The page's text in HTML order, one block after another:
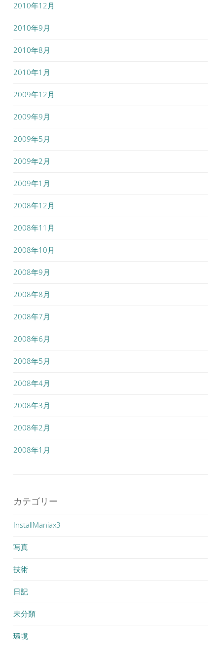
2010年12月
2010年9月
2010年8月
2010年1月
2009年12月
2009年9月
2009年5月
2009年2月
2009年1月
2008年12月
2008年11月
2008年10月
2008年9月
2008年8月
2008年7月
2008年6月
2008年5月
2008年4月
2008年3月
2008年2月
2008年1月
カテゴリー
InstallManiax3
写真
技術
日記
未分類
環境